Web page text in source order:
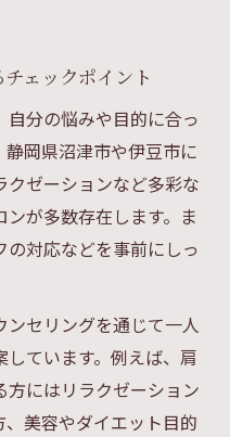
ェックポイント
分の悩みや目的に合っ
岡県沼津市や伊豆市に
ゼーションなど多彩な
が多数存在します。ま
対応などを事前にしっ
セリングを通じて一人
ています。例えば、肩
方にはリラクゼーション
美容やダイエット目的